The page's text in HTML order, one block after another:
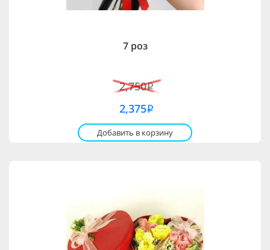
7 роз
2,750i
2,375i
Добавить в корзину